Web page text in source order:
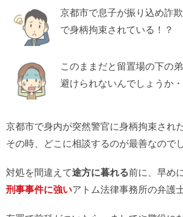
京都市で息子が振り込め詐
で身柄拘束されている！？
このままだと留置場の下の
避けられないんでしょうか
京都市で身内が突然警官に身柄拘束され
その時、どこに相談するのが最善なので
対処を間違えて途方に暮れる前に、早め
刑事事件に強いアトム法律事務所の弁護